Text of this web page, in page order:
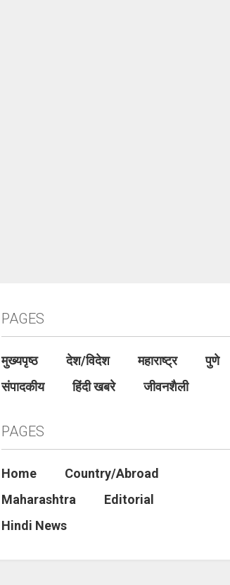
PAGES
मुख्यपृष्ठ देश/विदेश महाराष्ट्र
पुणे
संपादकीय
हिंदी खबरे जीवनशैली
PAGES
Home
Country/Abroad
Maharashtra
Editorial
Hindi News